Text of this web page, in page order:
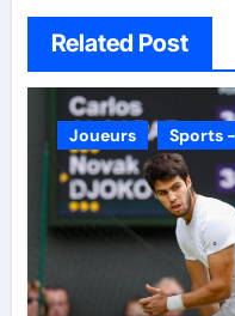
Related Post
Joueurs Sports